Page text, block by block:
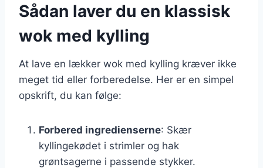
Sådan laver du en klassisk
wok med kylling
At lave en lækker wok med kylling kræver ikke
meget tid eller forberedelse. Her er en simpel
opskrift, du kan følge:
Forbered ingredienserne: Skær
kyllingekødet i strimler og hak
grøntsagerne i passende stykker.